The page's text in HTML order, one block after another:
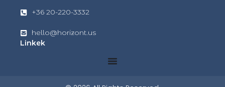
+36 20-220-3332
hello@horizont.us
Linkek